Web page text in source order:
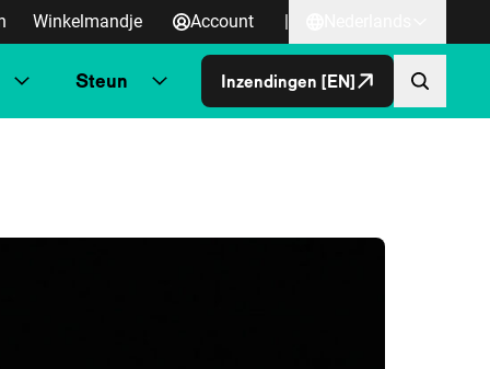
Winkelmandje Account |
Steun Inzendingen [EN]